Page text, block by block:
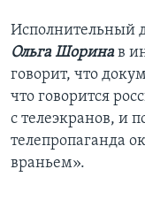
Исполнительный
Ольга Шоринав
говорит, что
что говорится
с телеэкранов, и
телепропаганда
враньем».